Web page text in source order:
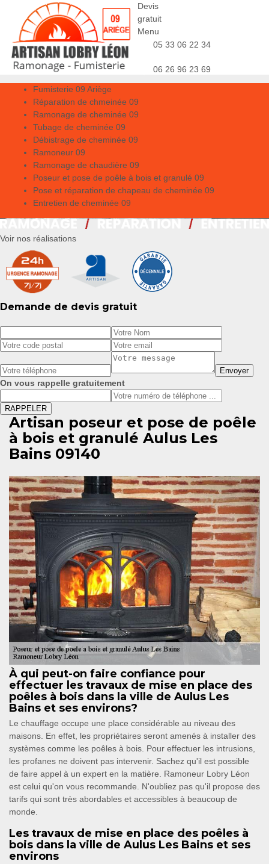
Devis
gratuit
Menu
05 33 06 22 34
06 26 96 23 69
Fumisterie 09 Ariège
Réparation de chmeinée 09
Ramonage de cheminée 09
Tubage de cheminée 09
Débistrage de cheminée 09
Ramoneur 09
Ramonage de chaudière 09
Poseur et pose de poêle à bois et granulé 09
Pose et réparation de chapeau de cheminée 09
Entretien de cheminée 09
Voir nos réalisations
Demande de devis gratuit
On vous rappelle gratuitement
Artisan poseur et pose de poêle
à bois et granulé Aulus Les
Bains 09140
À qui peut-on faire confiance pour
effectuer les travaux de mise en place des
poêles à bois dans la ville de Aulus Les
Bains et ses environs?
Le chauffage occupe une place considérable au niveau des
maisons. En effet, les propriétaires seront amenés à installer des
systèmes comme les poêles à bois. Pour effectuer les intrusions,
les profanes ne doivent pas intervenir. Sachez qu'il est possible
de faire appel à un expert en la matière. Ramoneur Lobry Léon
est celui qu'on vous recommande. N'oubliez pas qu'il propose des
tarifs qui sont très abordables et accessibles à beaucoup de
monde.
Les travaux de mise en place des poêles à
bois dans la ville de Aulus Les Bains et ses
environs